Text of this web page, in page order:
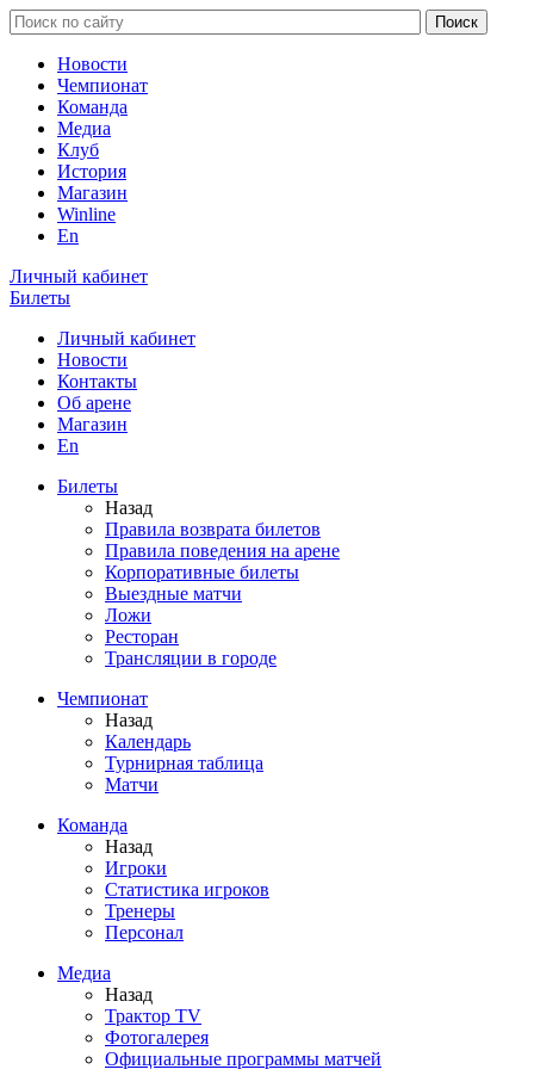
Новости
Чемпионат
Команда
Медиа
Клуб
История
Магазин
Winline
En
Личный кабинет
Билеты
Личный кабинет
Новости
Контакты
Об арене
Магазин
En
Билеты
Назад
Правила возврата билетов
Правила поведения на арене
Корпоративные билеты
Выездные матчи
Ложи
Ресторан
Трансляции в городе
Чемпионат
Назад
Календарь
Турнирная таблица
Матчи
Команда
Назад
Игроки
Статистика игроков
Тренеры
Персонал
Медиа
Назад
Трактор TV
Фотогалерея
Официальные программы матчей